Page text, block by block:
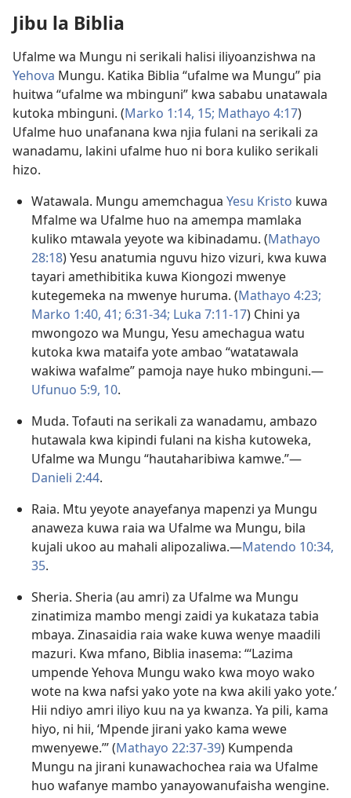
Jibu la Biblia
Ufalme wa Mungu ni serikali halisi iliyoanzishwa na
Yehova Mungu. Katika Biblia “ufalme wa Mungu” pia
huitwa “ufalme wa mbinguni” kwa sababu unatawala
kutoka mbinguni. (Marko 1:14, 15; Mathayo 4:17)
Ufalme huo unafanana kwa njia fulani na serikali za
wanadamu, lakini ufalme huo ni bora kuliko serikali
hizo.
Watawala. Mungu amemchagua Yesu Kristo kuwa
Mfalme wa Ufalme huo na amempa mamlaka
kuliko mtawala yeyote wa kibinadamu. (Mathayo
28:18) Yesu anatumia nguvu hizo vizuri, kwa kuwa
tayari amethibitika kuwa Kiongozi mwenye
kutegemeka na mwenye huruma. (Mathayo 4:23;
Marko 1:40, 41; 6:31-34; Luka 7:11-17) Chini ya
mwongozo wa Mungu, Yesu amechagua watu
kutoka kwa mataifa yote ambao “watatawala
wakiwa wafalme” pamoja naye huko mbinguni.—
Ufunuo 5:9, 10.
Muda. Tofauti na serikali za wanadamu, ambazo
hutawala kwa kipindi fulani na kisha kutoweka,
Ufalme wa Mungu “hautaharibiwa kamwe.”—
Danieli 2:44.
Raia. Mtu yeyote anayefanya mapenzi ya Mungu
anaweza kuwa raia wa Ufalme wa Mungu, bila
kujali ukoo au mahali alipozaliwa.—Matendo 10:34,
35.
Sheria. Sheria (au amri) za Ufalme wa Mungu
zinatimiza mambo mengi zaidi ya kukataza tabia
mbaya. Zinasaidia raia wake kuwa wenye maadili
mazuri. Kwa mfano, Biblia inasema: “‘Lazima
umpende Yehova Mungu wako kwa moyo wako
wote na kwa nafsi yako yote na kwa akili yako yote.’
Hii ndiyo amri iliyo kuu na ya kwanza. Ya pili, kama
hiyo, ni hii, ‘Mpende jirani yako kama wewe
mwenyewe.’” (Mathayo 22:37-39) Kumpenda
Mungu na jirani kunawachochea raia wa Ufalme
huo wafanye mambo yanayowanufaisha wengine.